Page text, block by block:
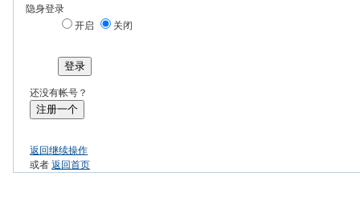
隐身登录
开启
关闭
登录
还没有帐号？
注册一个
返回继续操作
或者返回首页